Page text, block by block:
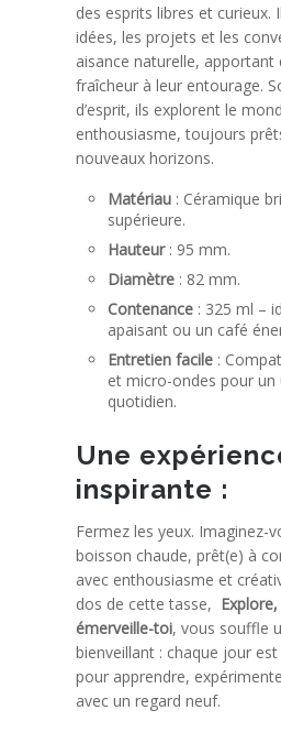
des esprits libres et curieux.
idées, les projets et les
aisance naturelle, apportant
fraîcheur à leur entourage.
d’esprit, ils explorent le
enthousiasme, toujours
nouveaux horizons.
Matériau : Céramique
supérieure.
Hauteur: 95 mm.
Diamètre : 82 mm.
Contenance : 325 ml –
apaisant ou un café
Entretien facile :
et micro-ondes pour un
quotidien.
Une
inspirante :
Fermez les yeux. Imaginez-
boisson chaude, prêt(e) à
avec enthousiasme et
dos de cette tasse,
émerveille-toi, vous souffle
bienveillant : chaque jour
pour apprendre,
avec un regard neuf.